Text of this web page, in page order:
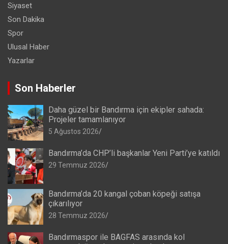
Siyaset
Son Dakika
Spor
Ulusal Haber
Yazarlar
Son Haberler
Daha güzel bir Bandırma için ekipler sahada:
Projeler tamamlanıyor
5 Ağustos 2026
Bandırma’da CHP’li başkanlar Yeni Parti’ye katıldı
29 Temmuz 2026
Bandırma’da 20 kangal çoban köpeği satışa
çıkarılıyor
28 Temmuz 2026
Bandırmaspor ile BAGFAS arasında kol